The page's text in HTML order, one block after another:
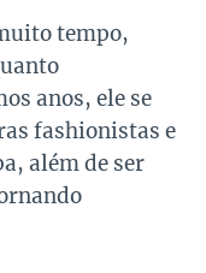
tempo,
anos, ele se
fashionistas e
além de ser